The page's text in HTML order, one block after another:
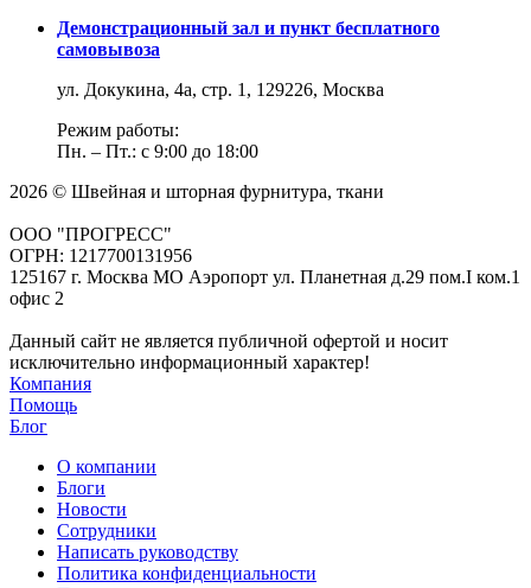
Демонстрационный зал и пункт бесплатного
самовывоза
ул. Докукина, 4а, стр. 1, 129226, Москва
Режим работы:
Пн. – Пт.: с 9:00 до 18:00
2026 © Швейная и шторная фурнитура, ткани
ООО "ПРОГРЕСС"
ОГРН: 1217700131956
125167 г. Москва МО Аэропорт ул. Планетная д.29 пом.I ком.1
офис 2
Данный сайт не является публичной офертой и носит
исключительно информационный характер!
Компания
Помощь
Блог
О компании
Блоги
Новости
Сотрудники
Написать руководству
Политика конфиденциальности